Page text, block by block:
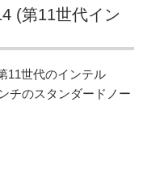
(第11世代イン
11世代のインテル
チのスタンダードノー